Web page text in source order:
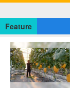
Feature